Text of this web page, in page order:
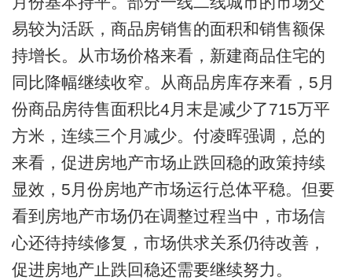
易较为活跃，商品房销售的面积和销售额保
持增长。从市场价格来看，新建商品住宅的
同比降幅继续收窄。从商品房库存来看，5月
份商品房待售面积比4月末是减少了715万平
方米，连续三个月减少。付凌晖强调，总的
来看，促进房地产市场止跌回稳的政策持续
显效，5月份房地产市场运行总体平稳。但要
看到房地产市场仍在调整过程当中，市场信
心还待持续修复，市场供求关系仍待改善，
促进房地产止跌回稳还需要继续努力。